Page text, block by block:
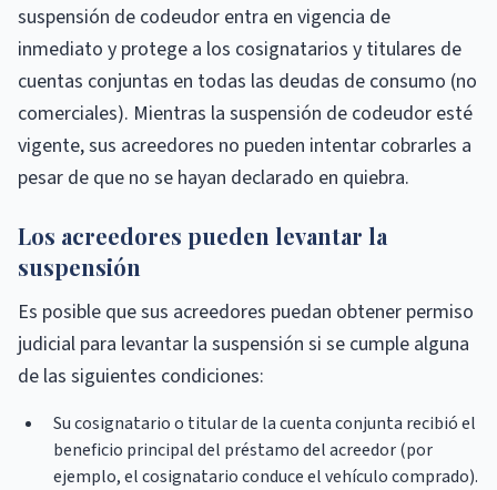
suspensión de codeudor entra en vigencia de
inmediato y protege a los cosignatarios y titulares de
cuentas conjuntas en todas las deudas de consumo (no
comerciales). Mientras la suspensión de codeudor esté
vigente, sus acreedores no pueden intentar cobrarles a
pesar de que no se hayan declarado en quiebra.
Los acreedores pueden levantar la
suspensión
Es posible que sus acreedores puedan obtener permiso
judicial para levantar la suspensión si se cumple alguna
de las siguientes condiciones:
Su cosignatario o titular de la cuenta conjunta recibió el
beneficio principal del préstamo del acreedor (por
ejemplo, el cosignatario conduce el vehículo comprado).